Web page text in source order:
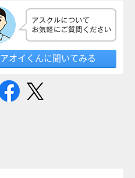
アオイくんに聞いてみる